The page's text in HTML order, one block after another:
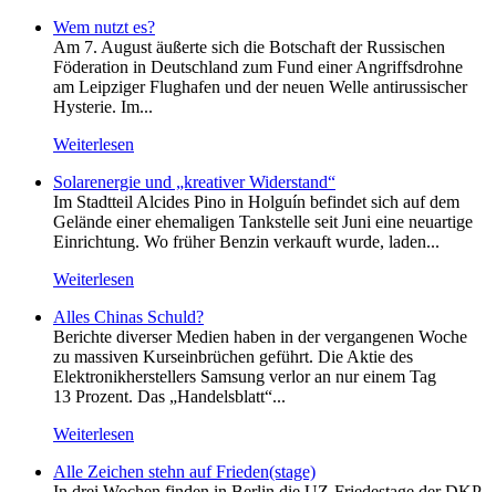
Wem nutzt es?
Am 7. August äußerte sich die Botschaft der Russischen
Föderation in Deutschland zum Fund einer Angriffsdrohne
am Leipziger Flughafen und der neuen Welle antirussischer
Hysterie. Im...
Weiterlesen
Solarenergie und „kreativer Widerstand“
Im Stadtteil Alcides Pino in Holguín befindet sich auf dem
Gelände einer ehemaligen Tankstelle seit Juni eine neuartige
Einrichtung. Wo früher Benzin verkauft wurde, laden...
Weiterlesen
Alles Chinas Schuld?
Berichte diverser Medien haben in der vergangenen Woche
zu massiven Kurseinbrüchen geführt. Die Aktie des
Elektronikherstellers Samsung verlor an nur einem Tag
13 Prozent. Das „Handelsblatt“...
Weiterlesen
Alle Zeichen stehn auf Frieden(stage)